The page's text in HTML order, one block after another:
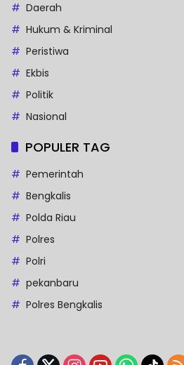
Daerah
Hukum & Kriminal
Peristiwa
Ekbis
Politik
Nasional
POPULER TAG
Pemerintah
Bengkalis
Polda Riau
Polres
Polri
pekanbaru
Polres Bengkalis